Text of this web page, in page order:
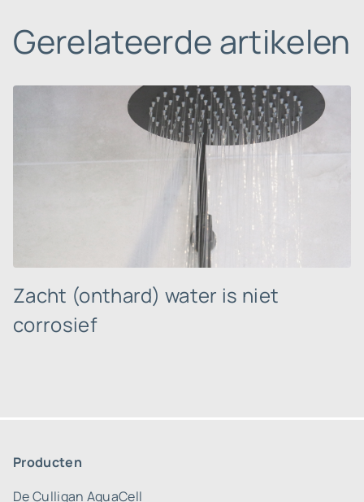
Gerelateerde artikelen
Zacht (onthard) water is niet
corrosief
Producten
De Culligan AquaCell